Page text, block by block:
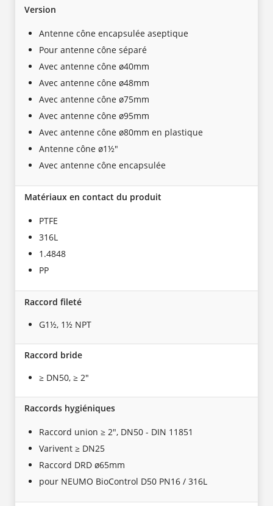
Version
Antenne cône encapsulée aseptique
Pour antenne cône séparé
Avec antenne cône ø40mm
Avec antenne cône ø48mm
Avec antenne cône ø75mm
Avec antenne cône ø95mm
Avec antenne cône ø80mm en plastique
Antenne cône ø1½"
Avec antenne cône encapsulée
Matériaux en contact du produit
PTFE
316L
1.4848
PP
Raccord fileté
G1½, 1½ NPT
Raccord bride
≥ DN50, ≥ 2"
Raccords hygiéniques
Raccord union ≥ 2", DN50 - DIN 11851
Varivent ≥ DN25
Raccord DRD ø65mm
pour NEUMO BioControl D50 PN16 / 316L